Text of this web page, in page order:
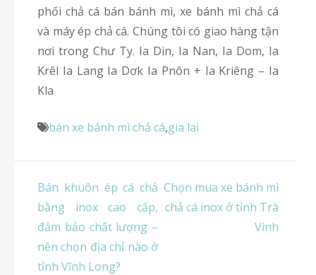
phối chả cá bán bánh mì, xe bánh mì chả cá
và máy ép chả cá. Chúng tôi có giao hàng tận
nơi trong Chư Ty. Ia Din, Ia Nan, Ia Dom, Ia
Krêl Ia Lang Ia Dơk Ia Pnôn + Ia Kriêng – Ia
Kla
bán xe bánh mì chả cá,gia lai
Điều
hướng
bài
viết
Bán khuôn ép cá chả
bằng inox cao cấp,
đảm bảo chất lượng –
nên chọn địa chỉ nào ở
tỉnh Vĩnh Long?
Chọn mua xe bánh mì
chả cá inox ở tỉnh Trà
Vinh